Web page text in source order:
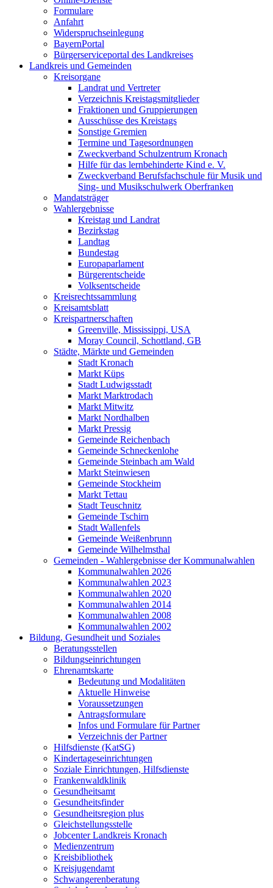
Formulare
Anfahrt
Widerspruchseinlegung
BayernPortal
Bürgerserviceportal des Landkreises
Landkreis und Gemeinden
Kreisorgane
Landrat und Vertreter
Verzeichnis Kreistagsmitglieder
Fraktionen und Gruppierungen
Ausschüsse des Kreistags
Sonstige Gremien
Termine und Tagesordnungen
Zweckverband Schulzentrum Kronach
Hilfe für das lernbehinderte Kind e. V.
Zweckverband Berufsfachschule für Musik und
Sing- und Musikschulwerk Oberfranken
Mandatsträger
Wahlergebnisse
Kreistag und Landrat
Bezirkstag
Landtag
Bundestag
Europaparlament
Bürgerentscheide
Volksentscheide
Kreisrechtssammlung
Kreisamtsblatt
Kreispartnerschaften
Greenville, Mississippi, USA
Moray Council, Schottland, GB
Städte, Märkte und Gemeinden
Stadt Kronach
Markt Küps
Stadt Ludwigsstadt
Markt Marktrodach
Markt Mitwitz
Markt Nordhalben
Markt Pressig
Gemeinde Reichenbach
Gemeinde Schneckenlohe
Gemeinde Steinbach am Wald
Markt Steinwiesen
Gemeinde Stockheim
Markt Tettau
Stadt Teuschnitz
Gemeinde Tschirn
Stadt Wallenfels
Gemeinde Weißenbrunn
Gemeinde Wilhelmsthal
Gemeinden - Wahlergebnisse der Kommunalwahlen
Kommunalwahlen 2026
Kommunalwahlen 2023
Kommunalwahlen 2020
Kommunalwahlen 2014
Kommunalwahlen 2008
Kommunalwahlen 2002
Bildung, Gesundheit und Soziales
Beratungsstellen
Bildungseinrichtungen
Ehrenamtskarte
Bedeutung und Modalitäten
Aktuelle Hinweise
Voraussetzungen
Antragsformulare
Infos und Formulare für Partner
Verzeichnis der Partner
Hilfsdienste (KatSG)
Kindertageseinrichtungen
Soziale Einrichtungen, Hilfsdienste
Frankenwaldklinik
Gesundheitsamt
Gesundheitsfinder
Gesundheitsregion plus
Gleichstellungsstelle
Jobcenter Landkreis Kronach
Medienzentrum
Kreisbibliothek
Kreisjugendamt
Schwangerenberatung